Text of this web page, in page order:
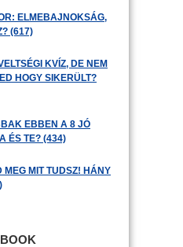
ELMEBAJNOKSÁG,
(617)
KVÍZ, DE NEM
HOGY SIKERÜLT?
EBBEN A 8 JÓ
ÉS TE? (434)
MEG MIT TUDSZ! HÁNY